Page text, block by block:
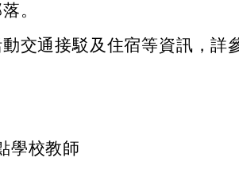
。
交通接駁及住宿等資訊，詳
學校教師